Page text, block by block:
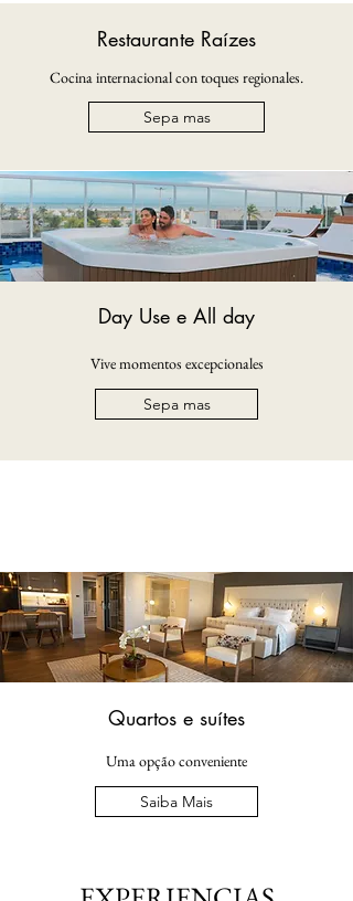
Restaurante Raízes
Cocina internacional con toques regionales.
Sepa mas
Day Use e All day
Vive momentos excepcionales
Sepa mas
Saiba Mais
Uma opção conveniente
Quartos e suítes